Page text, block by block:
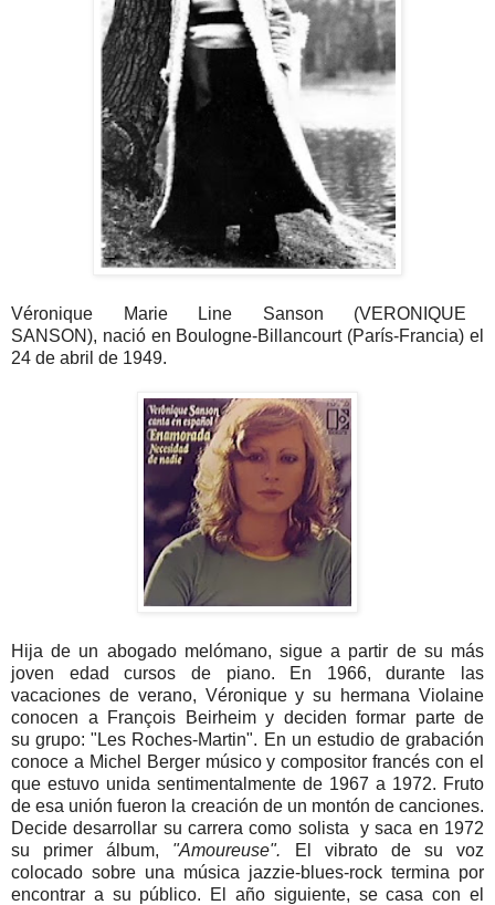
Véronique Marie Line Sanson (VERONIQUE
SANSON), nació en Boulogne-Billancourt (París-Francia) el
24 de abril de 1949.
Hija de un abogado melómano, sigue a partir de su más
joven edad cursos de piano. En 1966, durante las
vacaciones de verano, Véronique y su hermana Violaine
conocen a François Beirheim y deciden formar parte de
su grupo: "Les Roches-Martin". En un estudio de grabación
conoce a Michel Berger músico y compositor francés con el
que estuvo unida sentimentalmente de 1967 a 1972. Fruto
de esa unión fueron la creación de un montón de canciones.
Decide desarrollar su carrera como solista y saca en 1972
su primer álbum, "Amoureuse". El vibrato de su voz
colocado sobre una música jazzie-blues-rock termina por
encontrar a su público. El año siguiente, se casa con el